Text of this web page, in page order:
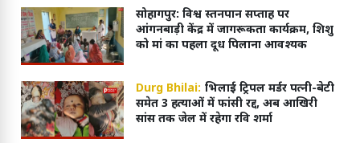
सोहागपुर: विश्व स्तनपान सप्ताह पर
आंगनबाड़ी केंद्र में जागरूकता कार्यक्रम, शिशु
को मां का पहला दूध पिलाना आवश्यक
Durg Bhilai: भिलाई ट्रिपल मर्डर पत्नी-बेटी
समेत 3 हत्याओं में फांसी रद्द, अब आखिरी
सांस तक जेल में रहेगा रवि शर्मा